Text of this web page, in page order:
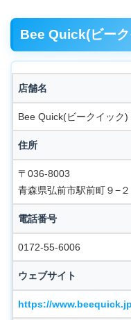
Bee Quick(ビー
店舗名
Bee Quick(ビークイック)
住所
〒036-8003
青森県弘前市駅前町９−
電話番号
0172-55-6006
ウェブサイト
https://